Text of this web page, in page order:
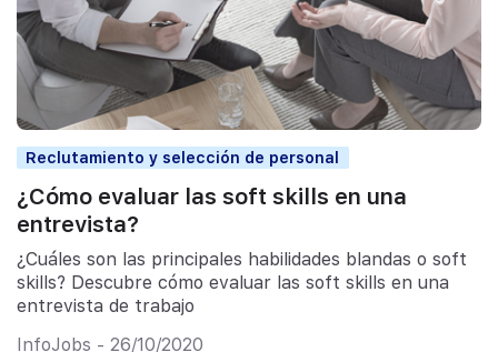
Reclutamiento y selección de personal
¿Cómo evaluar las soft skills en una
entrevista?
¿Cuáles son las principales habilidades blandas o soft
skills? Descubre cómo evaluar las soft skills en una
entrevista de trabajo
InfoJobs - 26/10/2020